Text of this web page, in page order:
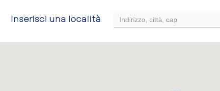
Inserisci una località